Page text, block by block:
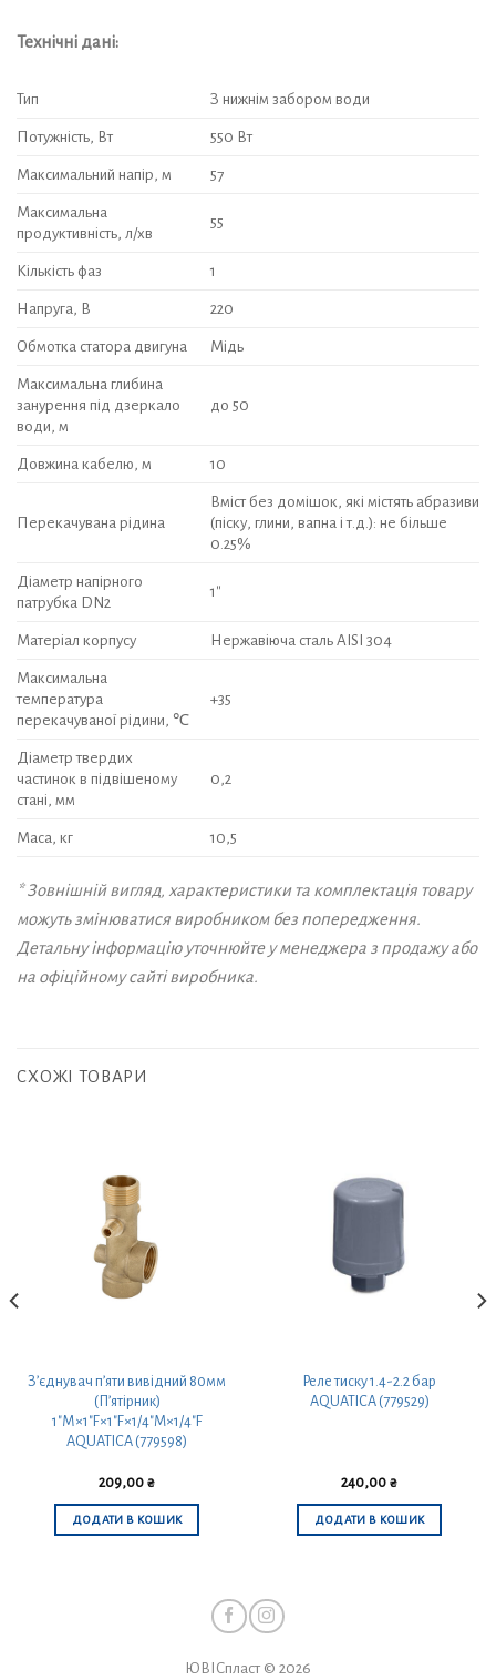
Технічні дані:
Тип З нижнім забором води
Потужність, Вт 550 Вт
Максимальний напір, м 57
Максимальна
продуктивність, л/хв
55
Кількість фаз 1
Напруга, В 220
Обмотка статора двигуна Мідь
Максимальна глибина
занурення під дзеркало
води, м
до 50
Довжина кабелю, м 10
Перекачувана рідина
Вміст без домішок, які містять абразиви
(піску, глини, вапна і т.д.): не більше
0.25%
Діаметр напірного
патрубка DN2
1″
Матеріал корпусу Нержавіюча сталь AISI 304
Максимальна
температура
перекачуваної рідини, ℃
+35
Діаметр твердих
частинок в підвішеному
стані, мм
0,2
Маса, кг 10,5
* Зовнішній вигляд, характеристики та комплектація товару
можуть змінюватися виробником без попередження.
Детальну інформацію уточнюйте у менеджера з продажу або
на офіційному сайті виробника.
СХОЖІ ТОВАРИ
З’єднувач п’яти вивідний 80мм
(П’ятірник)
1″М×1″F×1″F×1/4″M×1/4″F
AQUATICA (779598)
209,00 ₴
ДОДАТИ В КОШИК
Реле тиску 1.4-2.2 бар
AQUATICA (779529)
240,00 ₴
ДОДАТИ В КОШИК
ЮВІСпласт © 2026